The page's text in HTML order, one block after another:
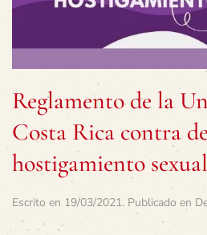
Reglamento de la
Costa Rica contra
hostigamiento sexual
Escrito en 19/03/2021. Publicado en